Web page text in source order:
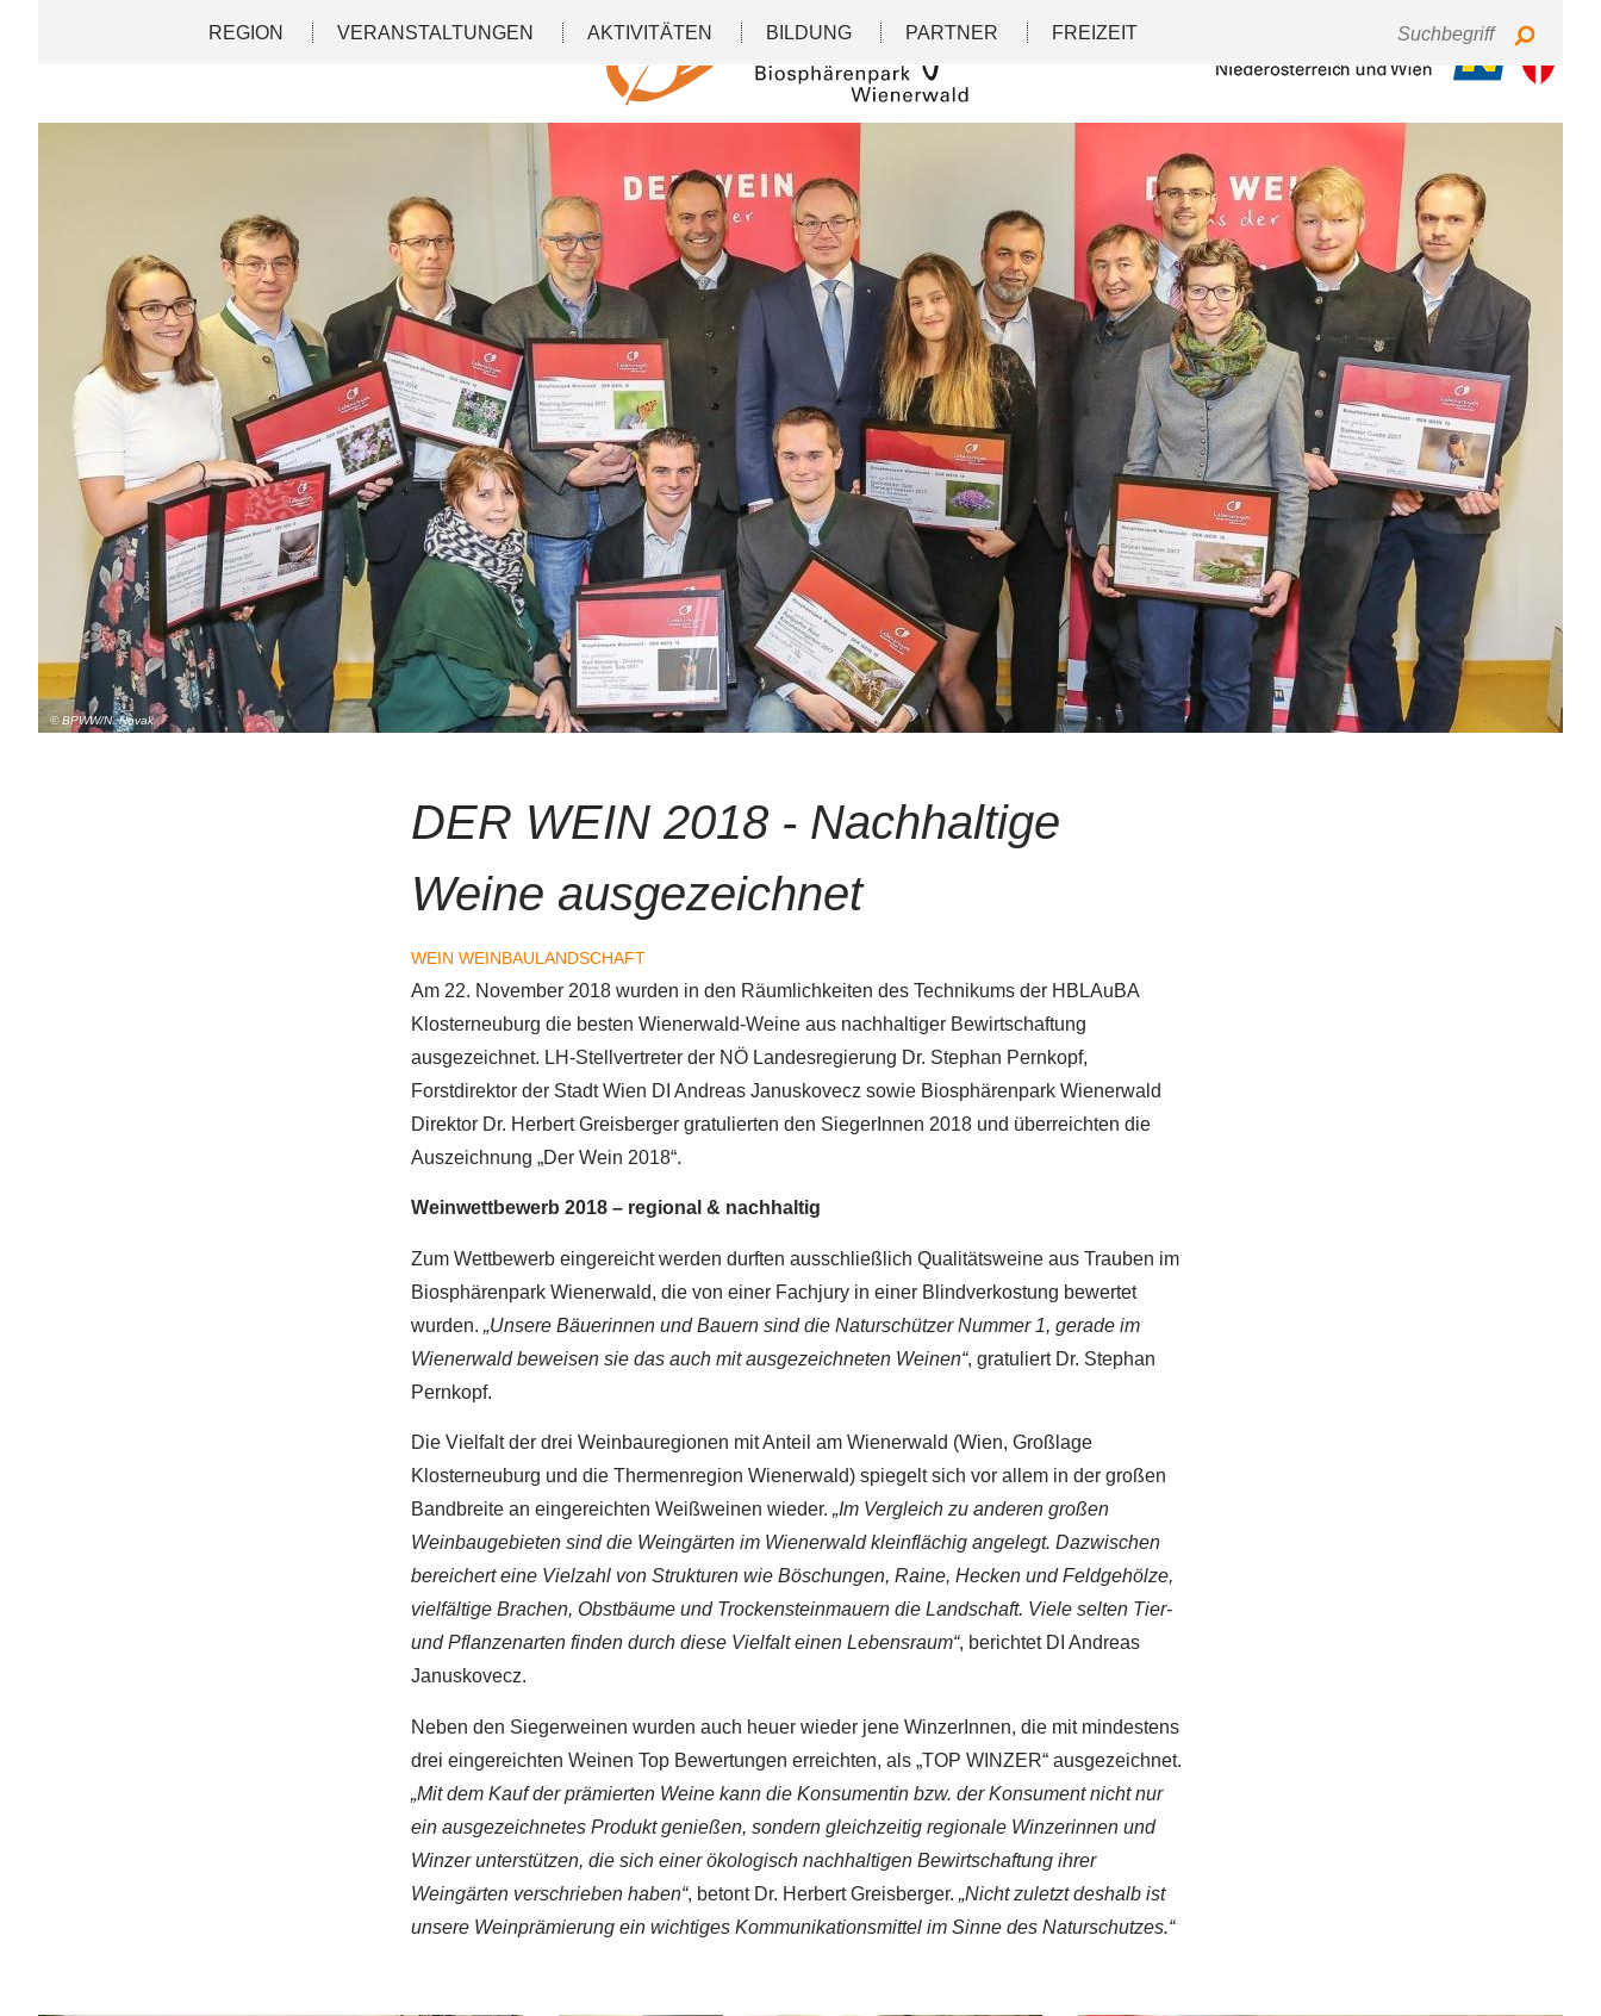
Tastaturbedienung Kontrast
REGION VERANSTALTUNGEN AKTIVITÄTEN BILDUNG PARTNER FREIZEIT
© BPWW/N. Novak
DER WEIN 2018 - Nachhaltige
Weine ausgezeichnet
WEIN WEINBAULANDSCHAFT
Am 22. November 2018 wurden in den Räumlichkeiten des Technikums der HBLAuBA
Klosterneuburg die besten Wienerwald-Weine aus nachhaltiger Bewirtschaftung
ausgezeichnet. LH-Stellvertreter der NÖ Landesregierung Dr. Stephan Pernkopf,
Forstdirektor der Stadt Wien DI Andreas Januskovecz sowie Biosphärenpark Wienerwald
Direktor Dr. Herbert Greisberger gratulierten den SiegerInnen 2018 und überreichten die
Auszeichnung „Der Wein 2018“.
Weinwettbewerb 2018 – regional & nachhaltig
Zum Wettbewerb eingereicht werden durften ausschließlich Qualitätsweine aus Trauben im
Biosphärenpark Wienerwald, die von einer Fachjury in einer Blindverkostung bewertet
wurden. „Unsere Bäuerinnen und Bauern sind die Naturschützer Nummer 1, gerade im
Wienerwald beweisen sie das auch mit ausgezeichneten Weinen“, gratuliert Dr. Stephan
Pernkopf.
Die Vielfalt der drei Weinbauregionen mit Anteil am Wienerwald (Wien, Großlage
Klosterneuburg und die Thermenregion Wienerwald) spiegelt sich vor allem in der großen
Bandbreite an eingereichten Weißweinen wieder. „Im Vergleich zu anderen großen
Weinbaugebieten sind die Weingärten im Wienerwald kleinflächig angelegt. Dazwischen
bereichert eine Vielzahl von Strukturen wie Böschungen, Raine, Hecken und Feldgehölze,
vielfältige Brachen, Obstbäume und Trockensteinmauern die Landschaft. Viele selten Tier-
und Pflanzenarten finden durch diese Vielfalt einen Lebensraum“, berichtet DI Andreas
Januskovecz.
Neben den Siegerweinen wurden auch heuer wieder jene WinzerInnen, die mit mindestens
drei eingereichten Weinen Top Bewertungen erreichten, als „TOP WINZER“ ausgezeichnet.
„Mit dem Kauf der prämierten Weine kann die Konsumentin bzw. der Konsument nicht nur
ein ausgezeichnetes Produkt genießen, sondern gleichzeitig regionale Winzerinnen und
Winzer unterstützen, die sich einer ökologisch nachhaltigen Bewirtschaftung ihrer
Weingärten verschrieben haben“, betont Dr. Herbert Greisberger. „Nicht zuletzt deshalb ist
unsere Weinprämierung ein wichtiges Kommunikationsmittel im Sinne des Naturschutzes.“